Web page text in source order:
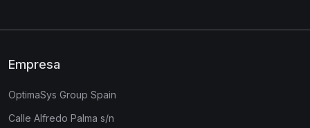
Empresa
OptimaSys Group Spain
Calle Alfredo Palma s/n